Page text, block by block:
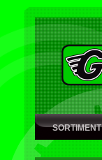
SORTIMENT